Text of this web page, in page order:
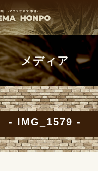
メディア
IMG_1579